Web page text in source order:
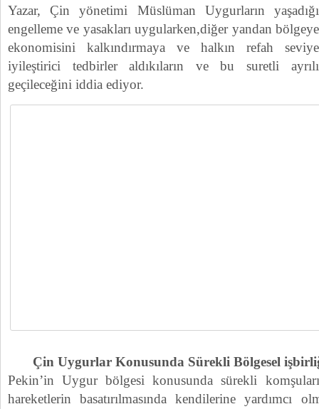
Yazar, Çin yönetimi Müslüman Uygurların
engelleme ve yasakları uygularken,diğer yandan
ekonomisini kalkındırmaya ve halkın refah
iyileştirici tedbirler aldıkıların ve bu suretli
geçileceğini iddia ediyor.
Çin Uygurlar Konusunda Sürekli Bölgesel
Pekin’in Uygur bölgesi konusunda sürekli
hareketlerin basatırılmasında kendilerine yardımcı